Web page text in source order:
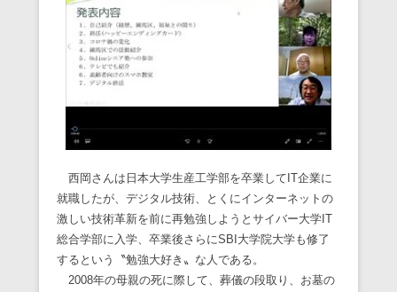
西岡さんは日本大学生産工学部を卒業してIT企業に
就職したが、デジタル技術、とくにインターネットの
激しい技術革新を前に再勉強しようとサイバー大学IT
総合学部に入学、卒業後さらにSBI大学院大学も修了
するという〝勉強大好き〟な人である。
2008年の母親の死に際して、葬儀の段取り、お墓の